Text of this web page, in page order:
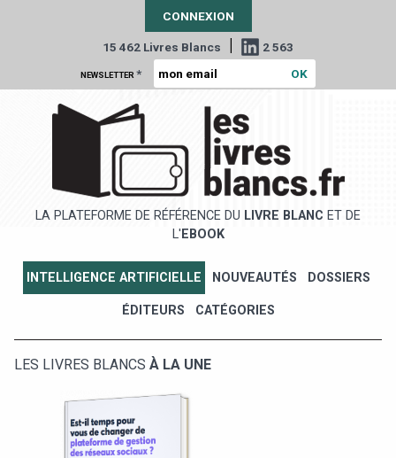
CONNEXION
15 462 Livres Blancs | 2 563
NEWSLETTER *
LA PLATEFORME DE RÉFÉRENCE DU LIVRE BLANC ET DE
L' EBOOK
INTELLIGENCE ARTIFICIELLE NOUVEAUTÉS DOSSIERS
ÉDITEURS CATÉGORIES
LES LIVRES BLANCS À LA UNE